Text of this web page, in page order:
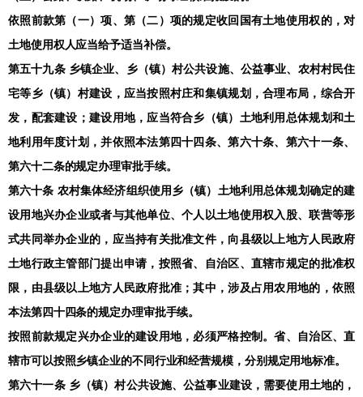
依照前款第（一）项、第（二）项的规定收回国有土地使用权的，对
土地使用权人应当给予适当补偿。
第五十九条 乡镇企业、乡（镇）村公共设施、公益事业、农村村民住
宅等乡（镇）村建设，应当按照村庄和集镇规划，合理布局，综合开
发，配套建设；建设用地，应当符合乡（镇）土地利用总体规划和土
地利用年度计划，并依照本法第四十四条、第六十条、第六十一条、
第六十二条的规定办理审批手续。
第六十条 农村集体经济组织使用乡（镇）土地利用总体规划确定的建
设用地兴办企业或者与其他单位、个人以土地使用权入股、联营等形
式共同举办企业的，应当持有关批准文件，向县级以上地方人民政府
土地行政主管部门提出申请，按照省、自治区、直辖市规定的批准权
限，由县级以上地方人民政府批准；其中，涉及占用农用地的，依照
本法第四十四条的规定办理审批手续。
按照前款规定兴办企业的建设用地，必须严格控制。省、自治区、直
辖市可以按照乡镇企业的不同行业和经营规模，分别规定用地标准。
第六十一条 乡（镇）村公共设施、公益事业建设，需要使用土地的，